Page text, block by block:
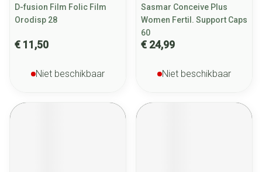
D-fusion Film Folic Film
Orodisp 28
€ 11,50
Niet beschikbaar
Sasmar Conceive Plus
Women Fertil. Support Caps
60
€ 24,99
Niet beschikbaar